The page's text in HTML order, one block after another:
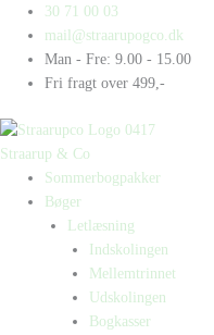
indholdet
30 71 00 03
mail@straarupogco.dk
Man - Fre: 9.00 - 15.00
Fri fragt over 499,-
Straarup & Co
Sommerbogpakker
Bøger
Letlæsning
Indskolingen
Mellemtrinnet
Udskolingen
Bogkasser
Products
search
Products
search